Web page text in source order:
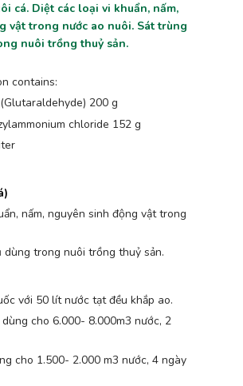
cá. Diệt các loại vi khuẩn, nấm,
vật trong nước ao nuôi. Sát trùng
nuôi trồng thuỷ sản.
contains:
200 g
chloride 152 g
nấm, nguyên sinh động vật trong
trong nuôi trồng thuỷ sản.
với 50 lít nước tạt đều khắp ao.
cho 6.000- 8.000m3 nước, 2
cho 1.500- 2.000 m3 nước, 4 ngày